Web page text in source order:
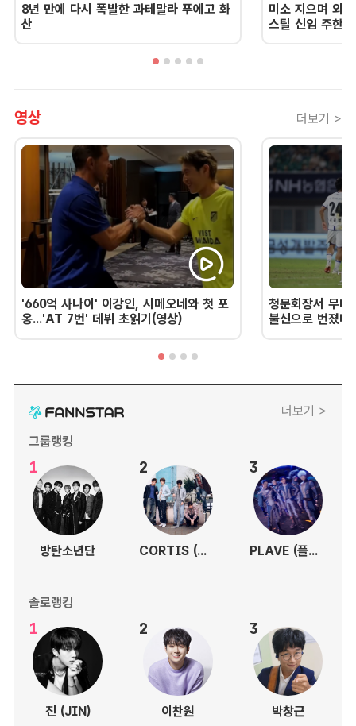
8년 만에 다시 폭발한 과테말라 푸에고 화
산
미소 지으며 외
스틸 신임 주한
영상 더보기 >
'660억 사나이' 이강인, 시메오네와 첫 포
옹...'AT 7번' 데뷔 초읽기(영상)
청문회장서 무너
불신으로 번졌
더보기 >
그룹랭킹
1
방탄소년단
2
CORTIS (코르티스)
3
PLAVE (플레이브)
솔로랭킹
1
진 (JIN)
2
이찬원
3
박창근